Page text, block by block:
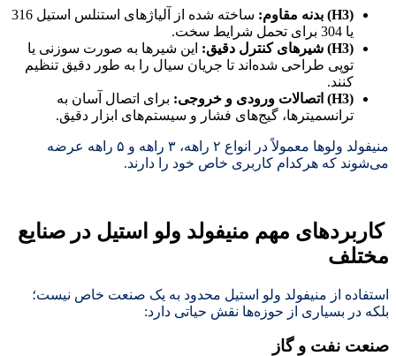
(H3) بدنه مقاوم:
ساخته شده از آلیاژهای استنلس استیل 316
یا 304 برای تحمل شرایط سخت.
(H3)
شیرهای کنترل دقیق: این شیرها به صورت سوزنی یا
توپی طراحی شده‌اند تا جریان سیال را به طور دقیق تنظیم
کنند.
(H3)
اتصالات ورودی و خروجی: برای اتصال آسان به
ترانسمیترها، گیج‌های فشار و سیستم‌های ابزار دقیق.
منیفولد ولوها معمولاً در انواع ۲ راهه، ۳ راهه و ۵ راهه عرضه
می‌شوند که هرکدام کاربری خاص خود را دارند.
کاربردهای مهم منیفولد ولو استیل در صنایع
مختلف
استفاده از منیفولد ولو استیل محدود به یک صنعت خاص نیست؛
بلکه در بسیاری از حوزه‌ها نقش حیاتی دارد:
صنعت نفت و گاز